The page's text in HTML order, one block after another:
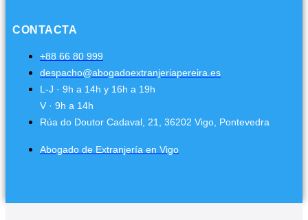
CONTACTA
+88 66 80 999
despacho@abogadoextranjeriapereira.es
L-J · 9h a 14h y 16h a 19h
V · 9h a 14h
Rúa do Doutor Cadaval, 21, 36202 Vigo, Pontevedra
Abogado de Extranjería en Vigo